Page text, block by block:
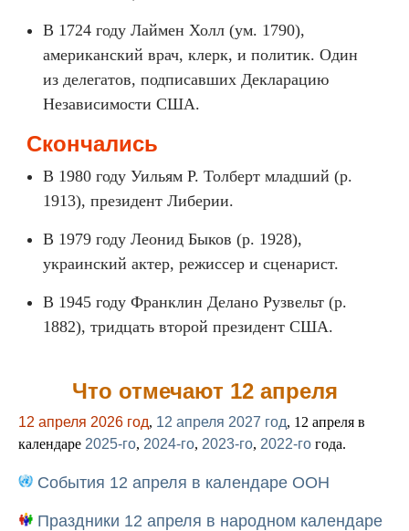
В 1724 году Лаймен Холл (ум. 1790),
американский врач, клерк, и политик. Один
из делегатов, подписавших Декларацию
Независимости США.
Скончались
В 1980 году Уильям Р. Толберт младший (р.
1913), президент Либерии.
В 1979 году Леонид Быков (р. 1928),
украинский актер, режиссер и сценарист.
В 1945 году Франклин Делано Рузвельт (р.
1882), тридцать второй президент США.
Что отмечают 12 апреля
12 апреля 2026 год, 12 апреля 2027 год, 12 апреля в
календаре 2025-го, 2024-го, 2023-го, 2022-го года.
События 12 апреля в календаре ООН
Праздники 12 апреля в народном календаре